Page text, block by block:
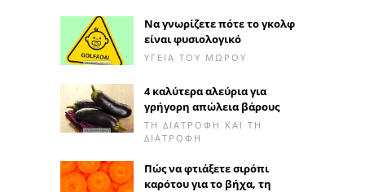
Να γνωρίζετε πότε το γκολφ
είναι φυσιολογικό
ΥΓΕΊΑ ΤΟΥ ΜΩΡΟΎ
4 καλύτερα αλεύρια για
γρήγορη απώλεια βάρους
ΤΗ ΔΙΑΤΡΟΦΉ ΚΑΙ ΤΗ
ΔΙΑΤΡΟΦΉ
Πώς να φτιάξετε σιρόπι
καρότου για το βήχα, τη